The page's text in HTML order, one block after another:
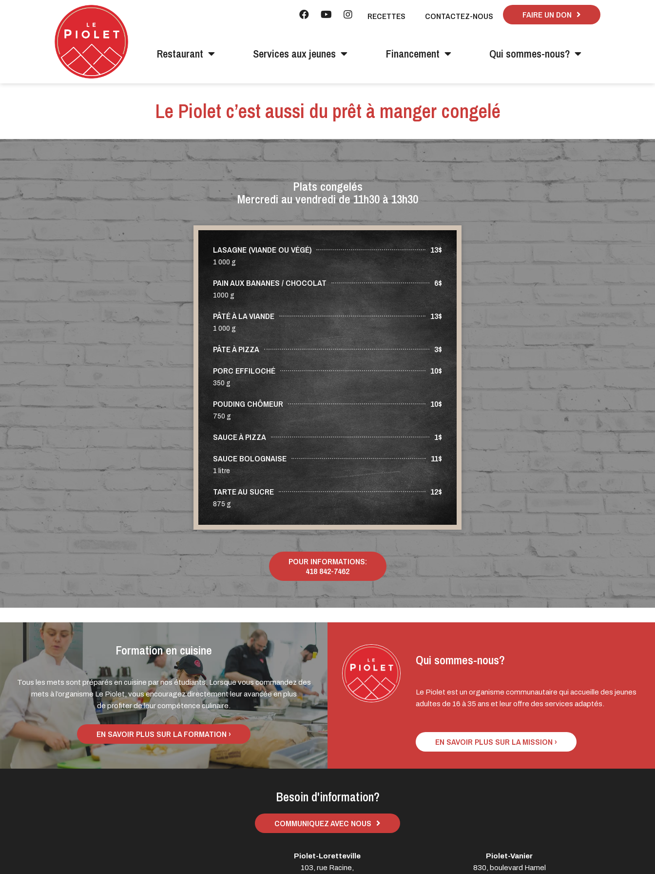
RECETTES CONTACTEZ-NOUS FAIRE UN DON
Restaurant Services aux jeunes Financement Qui sommes-nous?
Le Piolet c’est aussi du prêt à manger congelé
Plats congelés
Mercredi au vendredi de 11h30 à 13h30
LASAGNE (VIANDE OU VÉGÉ) 13$
1 000 g
PAIN AUX BANANES / CHOCOLAT 6$
1000 g
PÂTÉ À LA VIANDE 13$
1 000 g
PÂTE À PIZZA
3$
PORC EFFILOCHÉ
10$
350 g
POUDING CHÔMEUR 10$
750 g
SAUCE À PIZZA
1$
SAUCE BOLOGNAISE
11$
1 litre
TARTE AU SUCRE 12$
875 g
POUR INFORMATIONS:
418 842-7462
Formation en cuisine
Tous les mets sont préparés en cuisine par nos étudiants. Lorsque vous commandez des
mets à l’organisme Le Piolet, vous encouragez directement leur avancée en plus
de profiter de leur compétence culinaire.
EN SAVOIR PLUS SUR LA FORMATION ›
Qui sommes-nous?
Le Piolet est un organisme communautaire qui accueille des jeunes
adultes de 16 à 35 ans et leur offre des services adaptés.
EN SAVOIR PLUS SUR LA MISSION ›
Besoin d'information?
COMMUNIQUEZ AVEC NOUS
Piolet-Loretteville
103, rue Racine,
Piolet-Vanier
830, boulevard Hamel